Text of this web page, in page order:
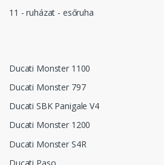
11 - ruházat - esőruha
Ducati Monster 1100
Ducati Monster 797
Ducati SBK Panigale V4
Ducati Monster 1200
Ducati Monster S4R